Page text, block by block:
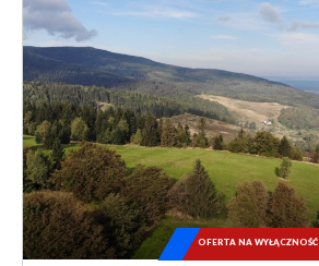
OFERTA NA WYŁĄCZNOŚĆ